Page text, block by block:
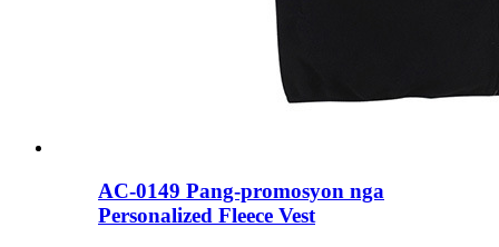
AC-0149 Pang-promosyon nga
Personalized Fleece Vest